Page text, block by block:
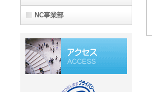
NC事業部